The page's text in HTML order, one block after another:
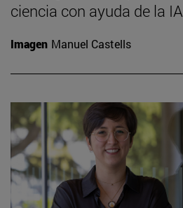
ciencia con ayuda de la IA
Imagen Manuel Castells